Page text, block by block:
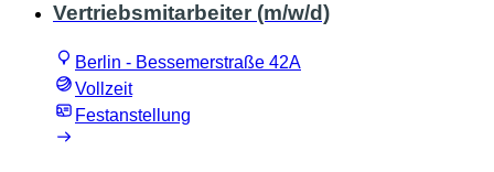
Vertriebsmitarbeiter (m/w/d)
Berlin - Bessemerstraße 42A
Vollzeit
Festanstellung